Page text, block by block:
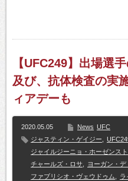
【UFC249】出場選
及び、抗体検査の実
ィアデーも
2020.05.05 News UFC
ジャスティン・ゲイジー
ジャイルジーニョ・ホーゼンス
チャールズ・ロサ
ヨーガン・デ
ファブリシオ・ヴェウドゥム
ラ